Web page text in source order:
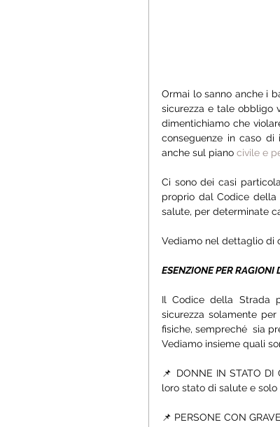
Ormai lo sanno anche i
sicurezza e tale obbligo
dimentichiamo che
conseguenze in caso
anche sul piano civile e
Ci sono dei casi
proprio dal Codice della
salute, per determinate
Vediamo nel dettaglio di
ESENZIONE PER RAGIONI
Il Codice della Strada
sicurezza solamente
fisiche, sempreché  sia
Vediamo insieme quali
📌 DONNE IN STATO
loro stato di salute e
📌 PERSONE CON